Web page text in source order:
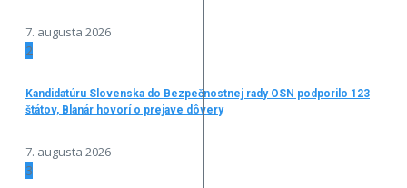
7. augusta 2026
2
Kandidatúru Slovenska do Bezpečnostnej rady OSN podporilo 123
štátov, Blanár hovorí o prejave dôvery
7. augusta 2026
3